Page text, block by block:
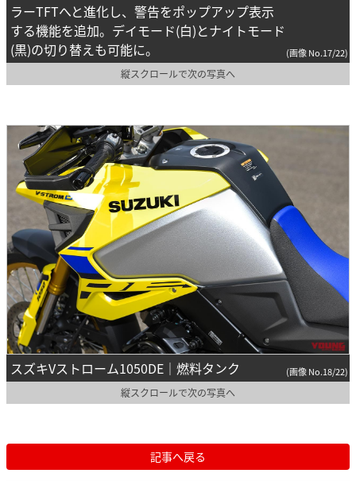
ラーTFTへと進化し、警告をポップアップ表示
する機能を追加。デイモード(白)とナイトモード
(黒)の切り替えも可能に。
(画像 No.17/22)
縦スクロールで次の写真へ
スズキVストローム1050DE｜燃料タンク (画像 No.18/22)
縦スクロールで次の写真へ
記事へ戻る